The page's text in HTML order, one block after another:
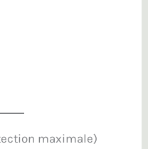
maximale)